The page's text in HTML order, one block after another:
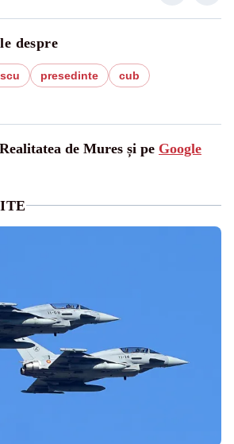
despre
presedinte
cub
de Mures și pe Google